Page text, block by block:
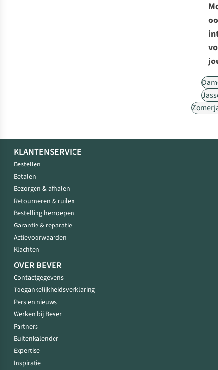
KLANTENSERVICE
Bestellen
Betalen
Bezorgen & afhalen
Retourneren & ruilen
Bestelling herroepen
Garantie & reparatie
Actievoorwaarden
Klachten
OVER BEVER
Contactgegevens
Toegankelijkheidsverklaring
Pers en nieuws
Werken bij Bever
Partners
Buitenkalender
Expertise
Inspiratie